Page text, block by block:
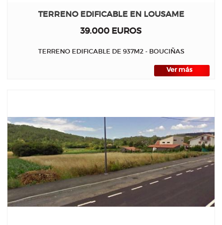
TERRENO EDIFICABLE EN LOUSAME
39.000 EUROS
TERRENO EDIFICABLE DE 937M2 - BOUCIÑAS
Ver más